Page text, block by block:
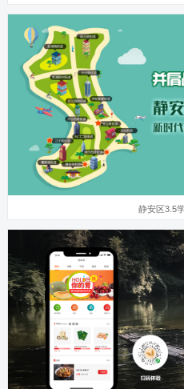
静安区3.5